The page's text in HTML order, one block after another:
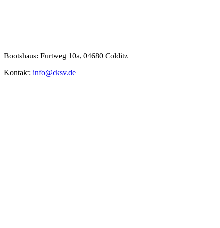
Bootshaus: Furtweg 10a, 04680 Colditz
Kontakt: info@cksv.de